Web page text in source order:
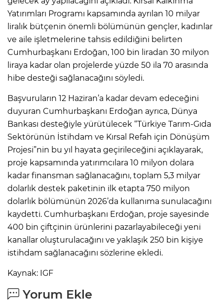
Yatırımları Programı kapsamında ayrılan 10 milyar
liralık bütçenin önemli bölümünün gençler, kadınlar
ve aile işletmelerine tahsis edildiğini belirten
Cumhurbaşkanı Erdoğan, 100 bin liradan 30 milyon
liraya kadar olan projelerde yüzde 50 ila 70 arasında
hibe desteği sağlanacağını söyledi.
Başvuruların 12 Haziran’a kadar devam edeceğini
duyuran Cumhurbaşkanı Erdoğan ayrıca, Dünya
Bankası desteğiyle yürütülecek “Türkiye Tarım-Gıda
Sektörünün İstihdam ve Kırsal Refah için Dönüşüm
Projesi”nin bu yıl hayata geçirileceğini açıklayarak,
proje kapsamında yatırımcılara 10 milyon dolara
kadar finansman sağlanacağını, toplam 5,3 milyar
dolarlık destek paketinin ilk etapta 750 milyon
dolarlık bölümünün 2026’da kullanıma sunulacağını
kaydetti. Cumhurbaşkanı Erdoğan, proje sayesinde
400 bin çiftçinin ürünlerini pazarlayabileceği yeni
kanallar oluşturulacağını ve yaklaşık 250 bin kişiye
istihdam sağlanacağını sözlerine ekledi.
Kaynak: IGF
Yorum Ekle